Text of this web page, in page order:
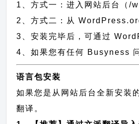
1、方式一：进入网站后台（/
2、方式二：从
3、安装完毕后，可通过
4、如果您有任何 Busyness
语言包安装
如果您是从网站后台全新安装
翻译。